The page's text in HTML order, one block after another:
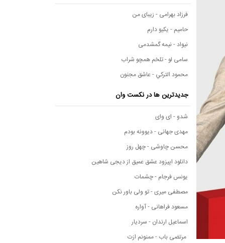
فرزاد بهرامی - زیبای من
حامیم - یکیو دارم
نیواد - نیمه گمشدمی
سامی لو - تلخم همچو شراب
محمود التركي - عاشق مجنون
جدیدترین ها در نکست وان
شدو - ای وای
مهدی جهانی - دیوونه بودم
محسن چاوشی - چهل روز
دانلود اپیزود عشق عمیق از دیجی شاهین
یونس فرجام - چشمات
مصطفی میری - تو ولی باور نکن
مسعود فراهانی - آواره
اسماعیل ارندان - سردیار
مرتضی باب - ممنونم ازت